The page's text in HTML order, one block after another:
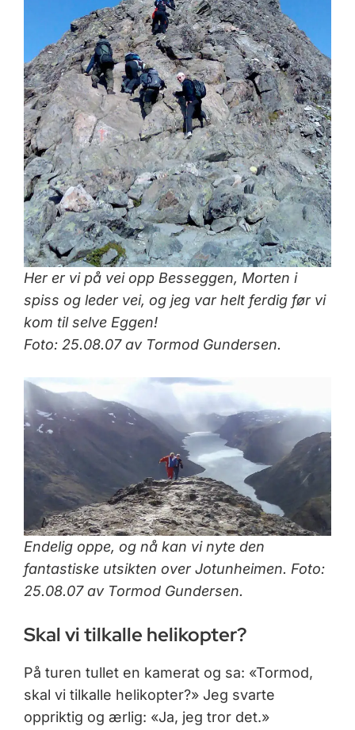
Her er vi på vei opp Besseggen, Morten i
spiss og leder vei, og jeg var helt ferdig før vi
kom til selve Eggen!
Foto: 25.08.07 av Tormod Gundersen.
Endelig oppe, og nå kan vi nyte den
fantastiske utsikten over Jotunheimen. Foto:
25.08.07 av Tormod Gundersen.
Skal vi tilkalle helikopter?
På turen tullet en kamerat og sa: «Tormod,
skal vi tilkalle helikopter?» Jeg svarte
oppriktig og ærlig: «Ja, jeg tror det.»